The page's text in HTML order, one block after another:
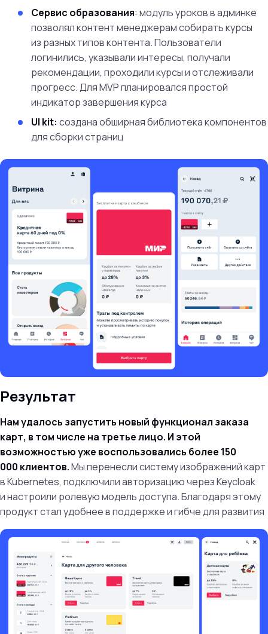
Сервис образования: модуль уроков в админке
позволял контент менеджерам собирать курсы
из разных типов контента. Пользователи
логинились, указывали интересы, получали
рекомендации, проходили курсы и отслеживали
прогресс. Для MVP планировался простой
индикатор завершения курса
UI kit: создана обширная библиотека компонентов
для сборки страниц
Результат
Нам удалось запустить новый функционал заказа
карт, в том числе на третье лицо. И этой
возможностью уже воспользовались более 150
000 клиентов.Мы перенесли систему изображений карт
в Kubernetes, подключили авторизацию через Keycloak
и настроили ролевую модель доступа. Благодаря этому
продукт стал удобнее в поддержке и гибче для развития